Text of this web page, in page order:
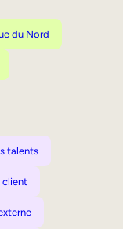
du Nord
talents
client